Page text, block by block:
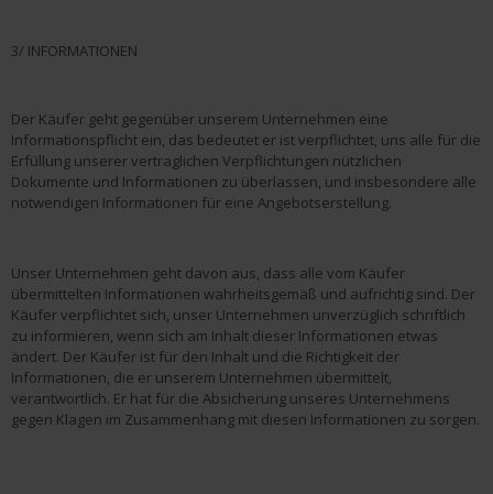
3/ INFORMATIONEN
Der Käufer geht gegenüber unserem Unternehmen eine
Informationspflicht ein, das bedeutet er ist verpflichtet, uns alle für die
Erfüllung unserer vertraglichen Verpflichtungen nützlichen
Dokumente und Informationen zu überlassen, und insbesondere alle
notwendigen Informationen für eine Angebotserstellung.
Unser Unternehmen geht davon aus, dass alle vom Käufer
übermittelten Informationen wahrheitsgemäß und aufrichtig sind. Der
Käufer verpflichtet sich, unser Unternehmen unverzüglich schriftlich
zu informieren, wenn sich am Inhalt dieser Informationen etwas
ändert. Der Käufer ist für den Inhalt und die Richtigkeit der
Informationen, die er unserem Unternehmen übermittelt,
verantwortlich. Er hat für die Absicherung unseres Unternehmens
gegen Klagen im Zusammenhang mit diesen Informationen zu sorgen.